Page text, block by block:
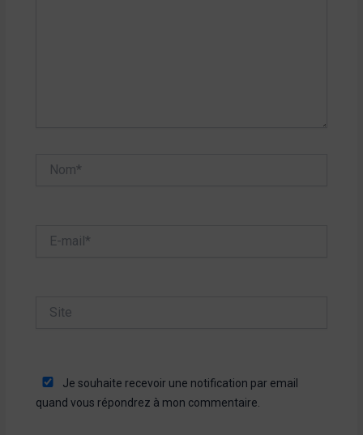
mail*
Je souhaite recevoir une notification par email
quand vous répondrez à mon commentaire.